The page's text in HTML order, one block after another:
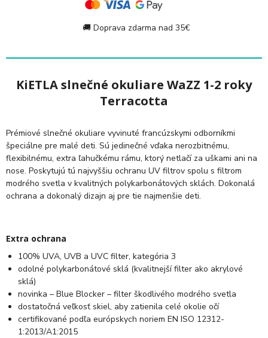
🚚 Doprava zdarma nad 35€
KiETLA slnečné okuliare WaZZ 1-2 roky
Terracotta
Prémiové slnečné okuliare vyvinuté francúzskymi odborníkmi
špeciálne pre malé deti. Sú jedinečné vďaka nerozbitnému,
flexibilnému, extra ľahučkému rámu, ktorý netlačí za uškami ani na
nose. Poskytujú tú najvyššiu ochranu UV filtrov spolu s filtrom
modrého svetla v kvalitných polykarbonátových sklách. Dokonalá
ochrana a dokonalý dizajn aj pre tie najmenšie deti.
Extra ochrana
100% UVA, UVB a UVC filter, kategória 3
odolné polykarbonátové sklá (kvalitnejší filter ako akrylové
sklá)
novinka – Blue Blocker – filter škodlivého modrého svetla
dostatočná veľkosť skiel, aby zatienila celé okolie očí
certifikované podľa európskych noriem EN ISO 12312-
1:2013/A1:2015